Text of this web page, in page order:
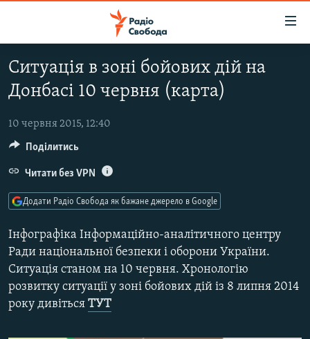
до
основного
Перейти
до
навігації
Перейти
до
пошуку
РАДІО СВОБОДА – 70 РОКІВ
ВСЕ ЗА ДОБУ
СТАТТІ
ПОЛІТИКА
ЕКОНОМІКА
СУСПІЛЬСТВО
СПОРТ
УКРАЇНА
ВІЙНА
РОСІЙСЬКА «ФІЛЬТРАЦІЯ»
ДОНБАС.РЕАЛІЇ
ТИ ЯК?
СХЕМИ
КИТАЙ.ВИКЛИКИ
Ситуація в зоні бойових дій на
Донбасі 10 червня (карта)
10 червня 2015, 12:40
Інфографіка Інформаційно-аналітичного центру
Ради національної безпеки і оборони України.
Ситуація станом на 10 червня. Хронологію
розвитку ситуації у зоні бойових дій із 8 липня 2014
року дивіться ТУТ
Поділитись
Читати без VPN
Додати Радіо Свобода як бажане джерело в Google